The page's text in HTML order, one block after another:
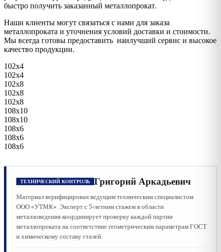
быстро получить заказанный металлопрокат.
Наши клиенты могут связаться с нами для заказа
металлопроката и уточнения условий доставки и стоимости.
Мы всегда готовы предоставить наилучший сервис и высокое
качество продукции.
102х4
102х4
102х8
102х8
102х8
108х10
108х10
108х6
108х6
108х6
ТЕХНИЧЕСКИЙ КОНТРОЛЬ Григорий Аркадьевич
Материал верифицирован ведущим техническим специалистом
ООО «УТМК». Эксперт с 5-летним стажем в области
металловедения координирует проверку каждой партии
металлопроката на соответствие геометрическим параметрам ГОСТ
и химическому составу сталей.